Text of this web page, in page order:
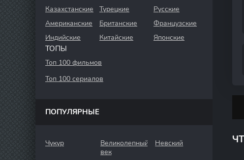
Казахстанские Турецкие
Русские
Американские
Британские
Французские
Индийские
Китайские Японские
ТОПЫ
Топ 100 фильмов
Топ 100 сериалов
ПОПУЛЯРНЫЕ
Чукур
Великолепный
век
Невский